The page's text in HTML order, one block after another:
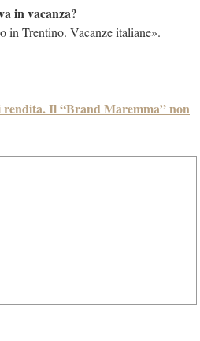
in vacanza?
in Trentino. Vacanze italiane».
rendita. Il “Brand Maremma” non